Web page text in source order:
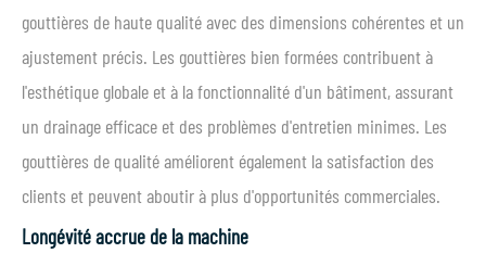
gouttières de haute qualité avec des dimensions cohérentes et un
ajustement précis. Les gouttières bien formées contribuent à
l'esthétique globale et à la fonctionnalité d'un bâtiment, assurant
un drainage efficace et des problèmes d'entretien minimes. Les
gouttières de qualité améliorent également la satisfaction des
clients et peuvent aboutir à plus d'opportunités commerciales.
Longévité accrue de la machine